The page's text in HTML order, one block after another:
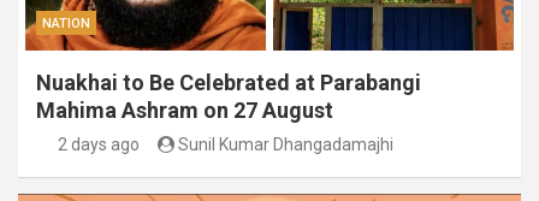
NATION
Nuakhai to Be Celebrated at Parabangi
Mahima Ashram on 27 August
2 days ago Sunil Kumar Dhangadamajhi